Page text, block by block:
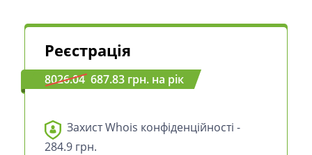
Реєстрація
8026.04 687.83 грн. на рік
Захист Whois конфіденційності -
284.9 грн.